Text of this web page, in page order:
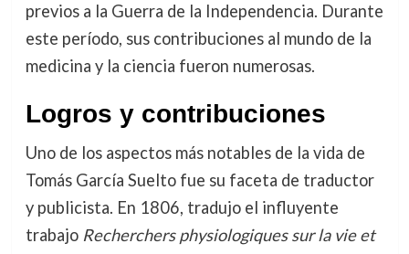
previos a la Guerra de la Independencia. Durante
este período, sus contribuciones al mundo de la
medicina y la ciencia fueron numerosas.
Logros y contribuciones
Uno de los aspectos más notables de la vida de
Tomás García Suelto fue su faceta de traductor
y publicista. En 1806, tradujo el influyente
trabajo Recherchers physiologiques sur la vie et